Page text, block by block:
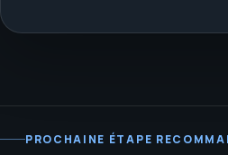
PROCHAINE ÉTAPE